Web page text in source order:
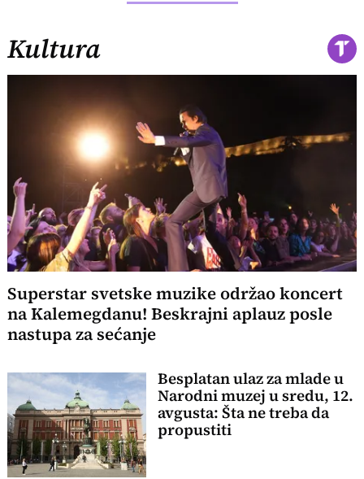
Kultura
Superstar svetske muzike održao koncert
na Kalemegdanu! Beskrajni aplauz posle
nastupa za sećanje
Besplatan ulaz za mlade u
Narodni muzej u sredu, 12.
avgusta: Šta ne treba da
propustiti